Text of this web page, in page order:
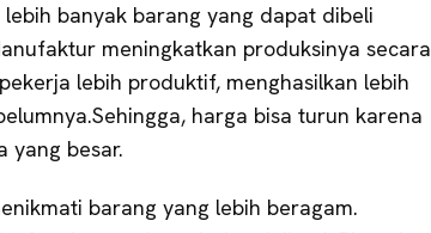
banyak barang yang dapat dibeli
meningkatkan produksinya secara
lebih produktif, menghasilkan lebih
harga bisa turun karena
yang besar.
barang yang lebih beragam.